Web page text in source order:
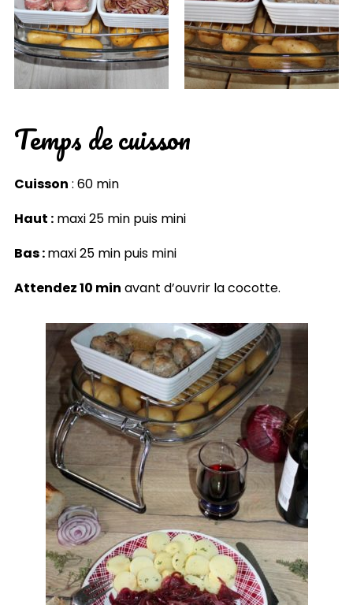
Temps de cuisson
Cuisson : 60 min
Haut :maxi 25 min puis mini
Bas :maxi 25 min puis mini
Attendez 10 min avant d’ouvrir la cocotte.